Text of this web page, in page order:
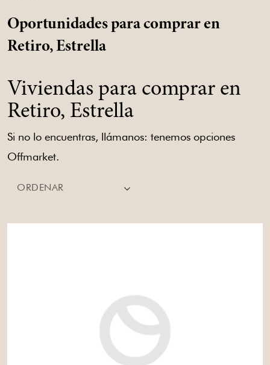
Oportunidades para comprar en
Retiro, Estrella
Viviendas para comprar en
Retiro, Estrella
Si no lo encuentras, llámanos: tenemos opciones
Offmarket.
ORDENAR